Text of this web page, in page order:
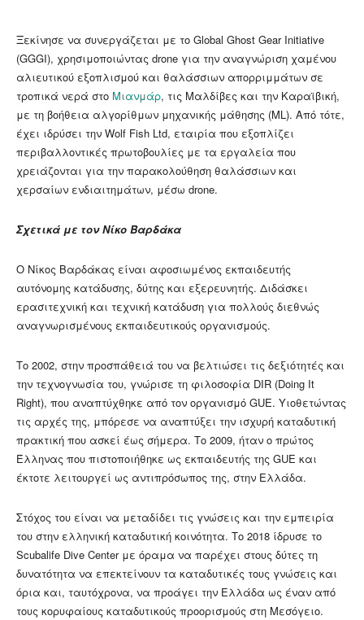
Ξεκίνησε να συνεργάζεται με το Global Ghost Gear Initiative
(GGGI), χρησιμοποιώντας drone για την αναγνώριση χαμένου
αλιευτικού εξοπλισμού και θαλάσσιων απορριμμάτων σε
τροπικά νερά στο Μιανμάρ, τις Μαλδίβες και την Καραϊβική,
με τη βοήθεια αλγορίθμων μηχανικής μάθησης (ML). Από τότε,
έχει ιδρύσει την Wolf Fish Ltd, εταιρία που εξοπλίζει
περιβαλλοντικές πρωτοβουλίες με τα εργαλεία που
χρειάζονται για την παρακολούθηση θαλάσσιων και
χερσαίων ενδιαιτημάτων, μέσω drone.
Σχετικά με τον Νίκο Βαρδάκα
Ο Νίκος Βαρδάκας είναι αφοσιωμένος εκπαιδευτής
αυτόνομης κατάδυσης, δύτης και εξερευνητής. Διδάσκει
ερασιτεχνική και τεχνική κατάδυση για πολλούς διεθνώς
αναγνωρισμένους εκπαιδευτικούς οργανισμούς.
Το 2002, στην προσπάθειά του να βελτιώσει τις δεξιότητές και
την τεχνογνωσία του, γνώρισε τη φιλοσοφία DIR (Doing It
Right), που αναπτύχθηκε από τον οργανισμό GUE. Υιοθετώντας
τις αρχές της, μπόρεσε να αναπτύξει την ισχυρή καταδυτική
πρακτική που ασκεί έως σήμερα. Το 2009, ήταν ο πρώτος
Έλληνας που πιστοποιήθηκε ως εκπαιδευτής της GUE και
έκτοτε λειτουργεί ως αντιπρόσωπος της, στην Ελλάδα.
Στόχος του είναι να μεταδίδει τις γνώσεις και την εμπειρία
του στην ελληνική καταδυτική κοινότητα. Το 2018 ίδρυσε το
Scubalife Dive Center με όραμα να παρέχει στους δύτες τη
δυνατότητα να επεκτείνουν τα καταδυτικές τους γνώσεις και
όρια και, ταυτόχρονα, να προάγει την Ελλάδα ως έναν από
τους κορυφαίους καταδυτικούς προορισμούς στη Μεσόγειο.